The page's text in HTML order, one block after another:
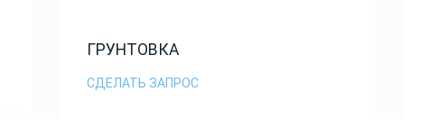
ГРУНТОВКА
СДЕЛАТЬ ЗАПРОС